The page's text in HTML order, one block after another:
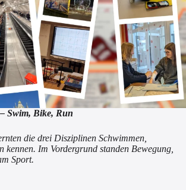
Swim, Bike, Run
die drei Disziplinen Schwimmen,
kennen. Im Vordergrund standen Bewegung,
Sport.